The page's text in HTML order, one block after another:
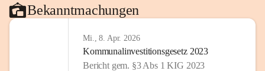
Bekanntmachungen
Mi., 8. Apr. 2026
Kommunalinvestitionsgesetz 2023
Bericht gem. §3 Abs 1 KIG 2023